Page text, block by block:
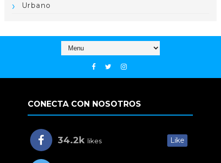
Urbano
CONECTA CON NOSOTROS
34.2k likes Like